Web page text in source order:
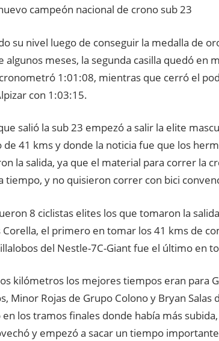
campeón nacional de crono sub 23
su nivel luego de conseguir la medalla de
algunos meses, la segunda casilla quedó en
1:01:08, mientras que cerró el
con 1:03:15.
salió la sub 23 empezó a salir la elite
41 kms y donde la noticia fue que los
la salida, ya que el material para correr la
tiempo, y no quisieron correr con bici
8 ciclistas elites los que tomaron la
el primero en tomar los 41 kms de
del Nestle-7C-Giant fue el último en
kilómetros los mejores tiempos eran para
Minor Rojas de Grupo Colono y Bryan Salas
los tramos finales donde había más
y empezó a sacar un tiempo importante